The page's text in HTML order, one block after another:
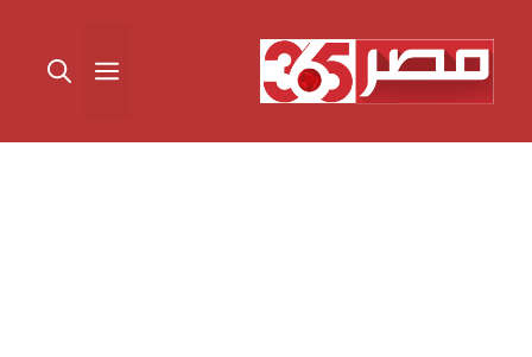
المحتوى القائمة